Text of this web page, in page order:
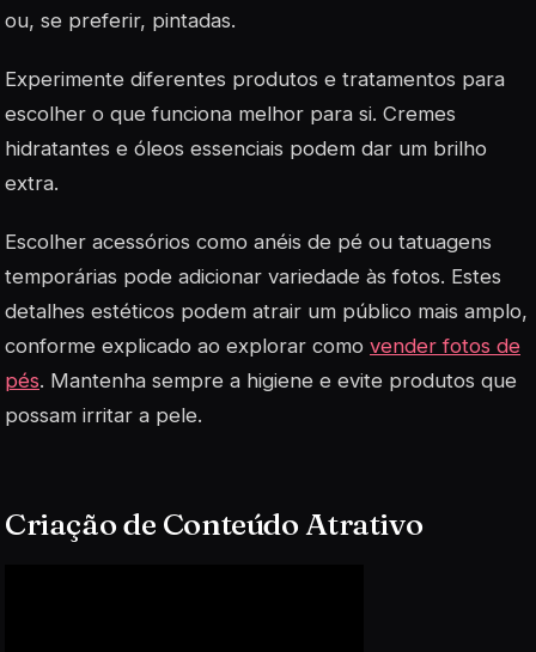
ou, se preferir, pintadas.
Experimente diferentes produtos e tratamentos para
escolher o que funciona melhor para si. Cremes
hidratantes e óleos essenciais podem dar um brilho
extra.
Escolher acessórios como anéis de pé ou tatuagens
temporárias pode adicionar variedade às fotos. Estes
detalhes estéticos podem atrair um público mais amplo,
conforme explicado ao explorar como vender fotos de
pés. Mantenha sempre a higiene e evite produtos que
possam irritar a pele.
Criação de Conteúdo Atrativo